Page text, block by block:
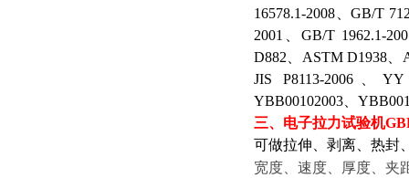
16578.1-2008、GB/T
2001、GB/T 1962.1-
D882、ASTM D1938、
JIS P8113-2006、
YBB00102003、
三、 电子拉力试验机
可做拉伸、剥离、热封
宽度、速度、厚度、夹